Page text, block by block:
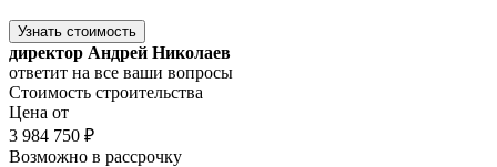
Узнать стоимость
директор Андрей Николаев
ответит на все ваши вопросы
Стоимость строительства
Цена от
3 984 750 ₽
Возможно в рассрочку